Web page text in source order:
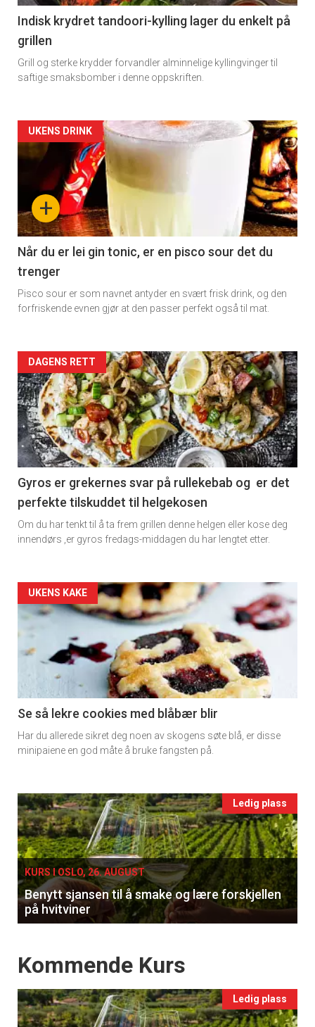
11
Indisk krydret tandoori-kylling lager du enkelt på
grillen
Grill og sterke krydder forvandler alminnelige kyllingvinger til
saftige smaksbomber i denne oppskriften.
Artikler
detail
section
11
Dagens
rett
+
UKENS DRINK
Når du er lei gin tonic, er en pisco sour det du
trenger
Pisco sour er som navnet antyder en svært frisk drink, og den
forfriskende evnen gjør at den passer perfekt også til mat.
Artikler
detail
-
section
11
Dagens
rett
DAGENS RETT
Gyros er grekernes svar på rullekebab og er det
perfekte tilskuddet til helgekosen
Om du har tenkt til å ta frem grillen denne helgen eller kose deg
innendørs ,er gyros fredags-middagen du har lengtet etter.
Artikler
detail
-
section
11
Ukens
UKENS KAKE
Se så lekre cookies med blåbær blir
Har du allerede sikret deg noen av skogens søte blå, er disse
minipaiene en god måte å bruke fangsten på.
Events
single
Ledig plass
KURS I OSLO, 26. AUGUST
Benytt sjansen til å smake og lære forskjellen
på hvitviner
Events
Kommende Kurs
Ledig plass